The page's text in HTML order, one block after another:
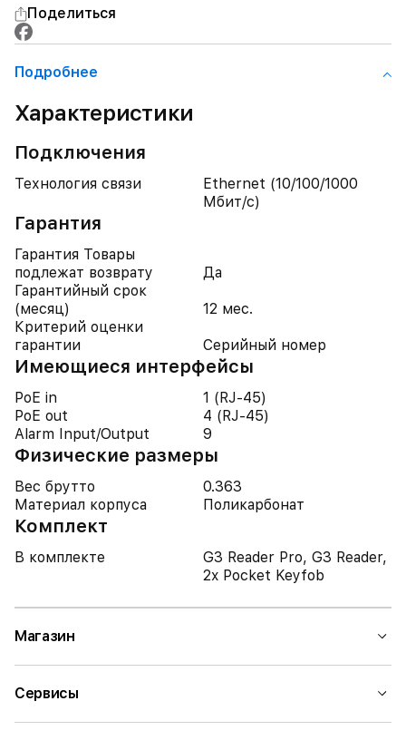
Поделиться
Подробнее
Характеристики
Подключения
Технология связи
Ethernet (10/100/1000
Мбит/с)
Гарантия
Гарантия Товары
подлежат возврату
Да
Гарантийный срок
(месяц)
12 мес.
Критерий оценки
гарантии
Серийный номер
Имеющиеся интерфейсы
PoE in
1 (RJ-45)
PoE out
4 (RJ-45)
Alarm Input/Output
9
Физические размеры
Вес брутто
0.363
Материал корпуса
Поликарбонат
Комплект
В комплекте
G3 Reader Pro, G3 Reader,
2x Pocket Keyfob
Магазин
Сервисы